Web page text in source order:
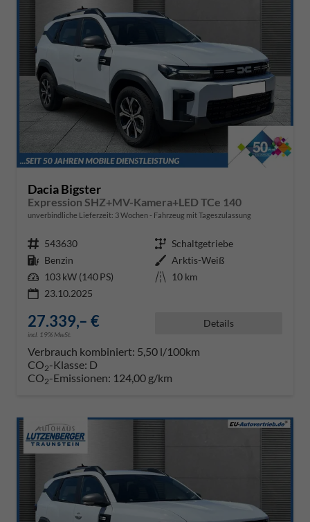
Dacia Bigster
Expression SHZ+MV-Kamera+LED TCe 140
unverbindliche Lieferzeit: 3 Wochen Fahrzeug mit Tageszulassung
Fahrzeugnr. 543630 Getriebe Schaltgetriebe
Kraftstoff Benzin Außenfarbe Arktis-Weiß
Leistung 103 kW (140 PS) Kilometerstand 10 km
23.10.2025
27.339,– €
incl. 19% MwSt.
Details
Verbrauch kombiniert: 5,50 l/100km
CO2-Klasse: D
CO2-Emissionen: 124,00 g/km